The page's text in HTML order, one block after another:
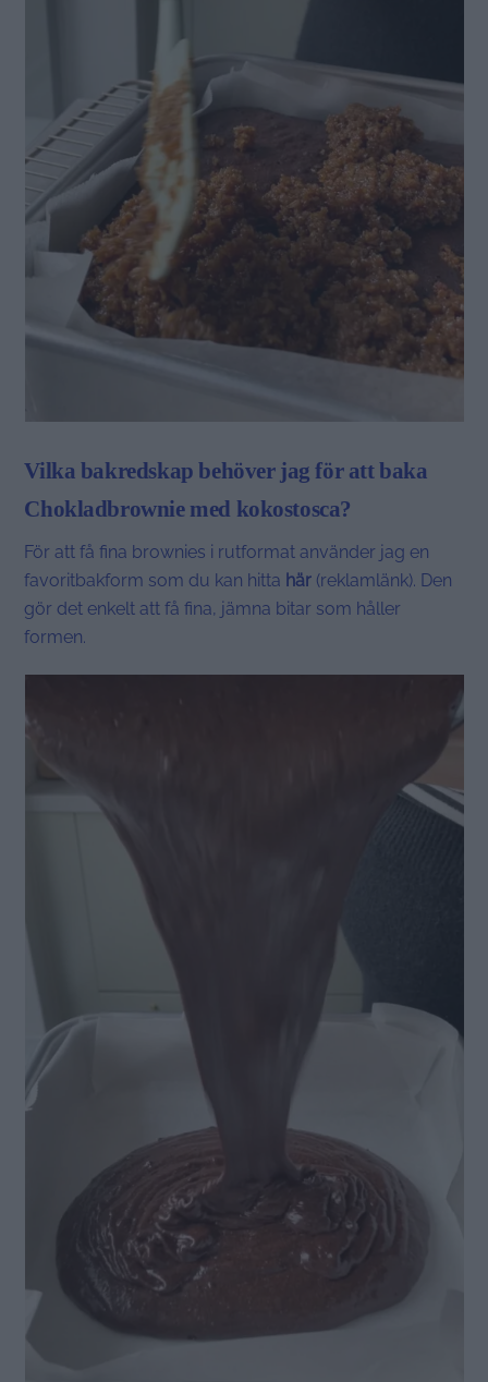
Vilka bakredskap behöver jag för att baka
Chokladbrownie med kokostosca?
För att få fina brownies i rutformat använder jag en
favoritbakform som du kan hitta här (reklamlänk). Den
gör det enkelt att få fina, jämna bitar som håller
formen.